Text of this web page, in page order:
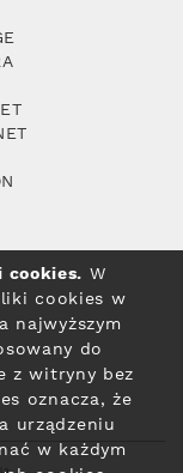
cookies. W
cookies w
najwyższym
do
z witryny bez
oznacza, że
urządzeniu
w każdym